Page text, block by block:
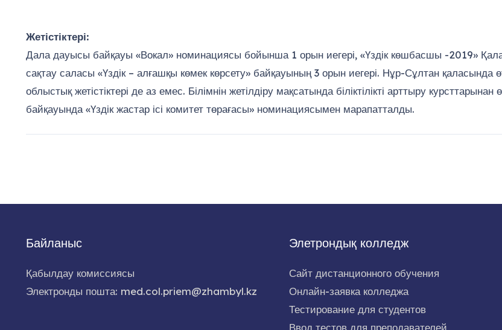
Жетістіктері:
Дала дауысы байқауы «Вокал» номинациясы бойынша 1 орын иегері, «Үздік көшбасшы -2019»
сақтау саласы «Үздік – алғашқы көмек көрсету» байқауының 3 орын иегері. Нұр-Сұлтан қаласында
облыстық жетістіктері де аз емес. Білімнін жетілдіру мақсатында біліктілікті арттыру
байқауында «Үздік жастар ісі комитет төрағасы» номинациясымен марапатталды.
Байланыс
Қабылдау комиссиясы
Электронды пошта: med.col.priem@zhambyl.kz
Элетрондық колледж
Сайт дистанционного обучения
Онлайн-заявка колледжа
Тестирование для студентов
Ввод тестов для преподавателей